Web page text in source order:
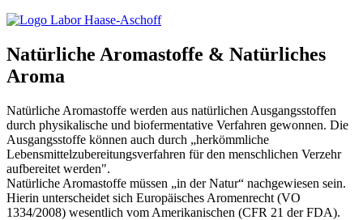
Natürliche Aromastoffe & Natürliches
Aroma
Natürliche Aromastoffe werden aus natürlichen Ausgangsstoffen
durch physikalische und biofermentative Verfahren gewonnen. Die
Ausgangsstoffe können auch durch „herkömmliche
Lebensmittelzubereitungsverfahren für den menschlichen Verzehr
aufbereitet werden".
Natürliche Aromastoffe müssen „in der Natur“ nachgewiesen sein.
Hierin unterscheidet sich Europäisches Aromenrecht (VO
1334/2008) wesentlich vom Amerikanischen (CFR 21 der FDA).